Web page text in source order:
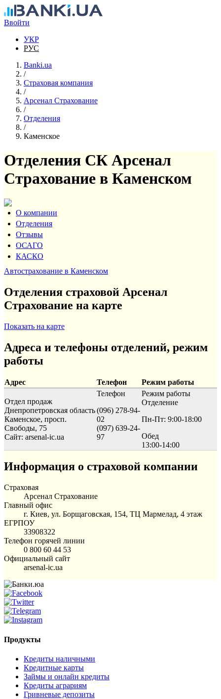
Перейти к основному содержанию
Ввойти
УКР
РУС
Banki.ua
/
Страховая компания
/
Арсенал Страхование
/
Отделения
/
Каменское
Отделения СК Арсенал
Страхование в Каменском
О компании
Отделения
Отзывы
ОСАГО
КАСКО
Автострахование в Каменском
Отделения страховой Арсенал
Страхование на карте
Показать на карте
Адреса и телефоны отделений, режим
работы
Адрес Телефон Режим работы
Отдел продаж
Днепропетровская область
Каменское, просп.
Свободы, 75
Сайт: arsenal-ic.ua
Телефон
(096) 278-94-
02
(097) 639-24-
97
Режим работы
Отделение
Пн-Пт: 9:00-18:00
Обед
13:00-14:00
Информация о страховой компании
Страховая
Арсенал Страхование
Главный офис
г. Киев, ул. Борщаговская, 154, ТЦ Мармелад, 4 этаж
ЕГРПОУ
33908322
Телефон горячей линии
0 800 60 44 53
Официальный сайт
arsenal-ic.ua
Продукты
Кредиты наличными
Кредитные карты
Займы и онлайн кредиты
Кредиты аграриям
Гривневые депозиты